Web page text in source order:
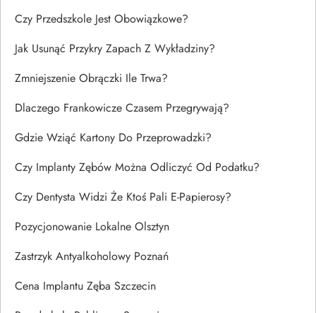
Czy Przedszkole Jest Obowiązkowe?
Jak Usunąć Przykry Zapach Z Wykładziny?
Zmniejszenie Obrączki Ile Trwa?
Dlaczego Frankowicze Czasem Przegrywają?
Gdzie Wziąć Kartony Do Przeprowadzki?
Czy Implanty Zębów Można Odliczyć Od Podatku?
Czy Dentysta Widzi Że Ktoś Pali E-Papierosy?
Pozycjonowanie Lokalne Olsztyn
Zastrzyk Antyalkoholowy Poznań
Cena Implantu Zęba Szczecin